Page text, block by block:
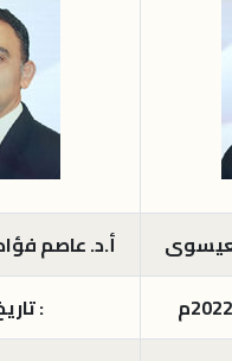
أ.د. عاصم
تاريخ التعيين :